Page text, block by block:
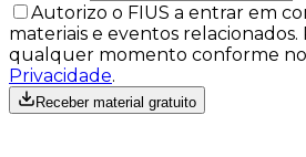
Autorizo o FIUS a entrar em
materiais e eventos relacionados.
qualquer momento conforme
Privacidade.
Receber material gratuito